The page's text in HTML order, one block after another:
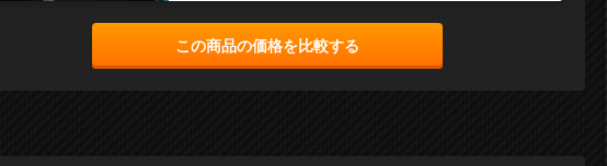
この商品の価格を比較する